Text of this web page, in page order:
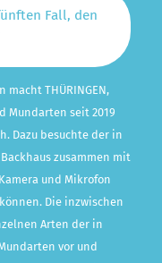
Fall, den
THÜRINGEN,
Mundarten seit 2019
Dazu besuchte der in
zusammen mit
und Mikrofon
Die inzwischen
Arten der in
vor und